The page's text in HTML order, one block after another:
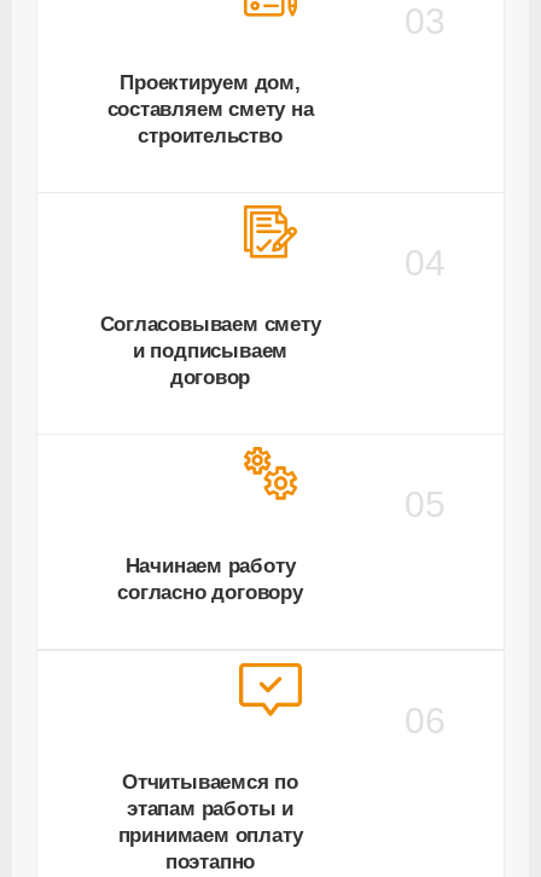
03
Проектируем дом,
составляем смету на
строительство
04
Согласовываем смету
и подписываем
договор
05
Начинаем работу
согласно договору
06
Отчитываемся по
этапам работы и
принимаем оплату
поэтапно